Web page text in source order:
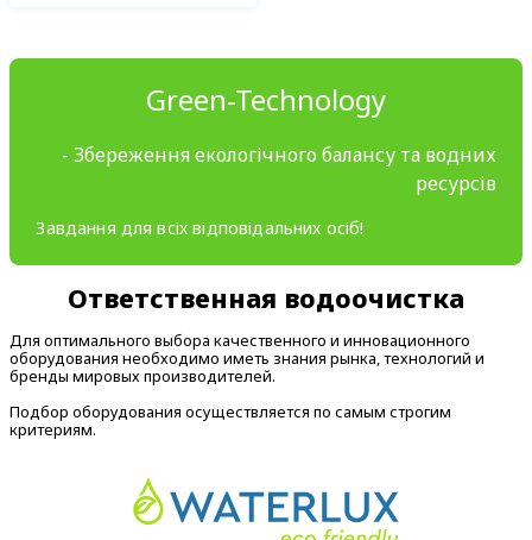
Green-Technology
- Збереження екологічного балансу та водних
ресурсів
Завдання для всіх відповідальних осіб!
Ответственная водоочистка
Для оптимального выбора качественного и инновационного
оборудования необходимо иметь знания рынка, технологий и
бренды мировых производителей.
Подбор оборудования осуществляется по самым строгим
критериям.